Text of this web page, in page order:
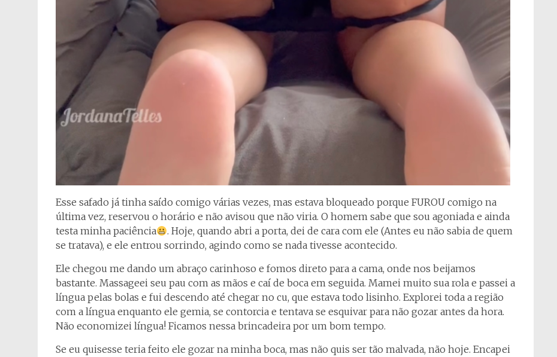
Esse safado já tinha saído comigo várias vezes, mas estava bloqueado porque FUROU comigo na
última vez, reservou o horário e não avisou que não viria. O homem sabe que sou agoniada e ainda
testa minha paciência
. Hoje, quando abri a porta, dei de cara com ele (Antes eu não sabia de quem
se tratava), e ele entrou sorrindo, agindo como se nada tivesse acontecido.
Ele chegou me dando um abraço carinhoso e fomos direto para a cama, onde nos beijamos
bastante. Massageei seu pau com as mãos e caí de boca em seguida. Mamei muito sua rola e passei a
língua pelas bolas e fui descendo até chegar no cu, que estava todo lisinho. Explorei toda a região
com a língua enquanto ele gemia, se contorcia e tentava se esquivar para não gozar antes da hora.
Não economizei língua! Ficamos nessa brincadeira por um bom tempo.
Se eu quisesse teria feito ele gozar na minha boca, mas não quis ser tão malvada, não hoje. Encapei